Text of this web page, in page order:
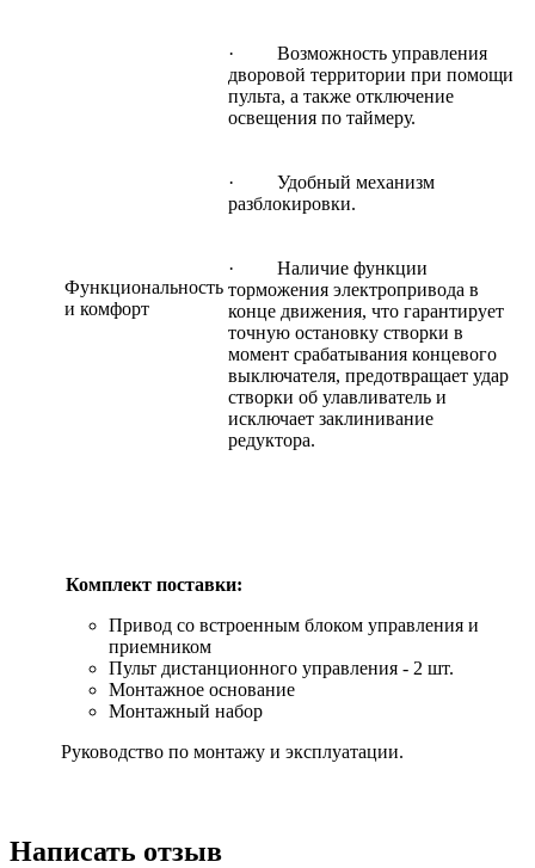
Функциональность
и комфорт
· Возможность управления
дворовой территории при помощи
пульта, а также отключение
освещения по таймеру.
· Удобный механизм
разблокировки.
· Наличие функции
торможения электропривода в
конце движения, что гарантирует
точную остановку створки в
момент срабатывания концевого
выключателя, предотвращает удар
створки об улавливатель и
исключает заклинивание
редуктора.
Комплект поставки:
Привод со встроенным блоком управления и
приемником
Пульт дистанционного управления - 2 шт.
Монтажное основание
Монтажный набор
Руководство по монтажу и эксплуатации.
Написать отзыв